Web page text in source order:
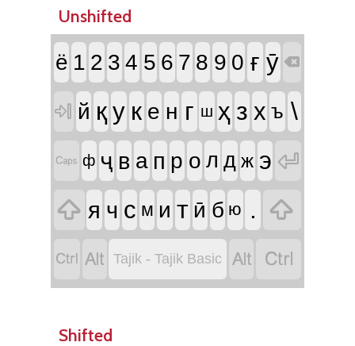
Unshifted
ё 1 2 3 4 5 6 7 8 9 0 ғ ӯ 
 й қ у к е н г ш ҳ з х ъ \
 ф ҷ в а п р о л д ж э 
 я ч с м и т ӣ б ю . 
  Tajik - Tajik Basic  
Shifted